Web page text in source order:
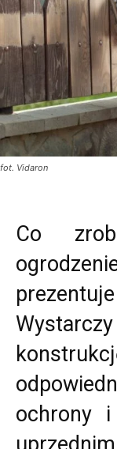
fot. Vidaron
Co
ochrony